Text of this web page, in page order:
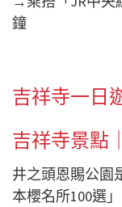
鐘
吉祥寺一日
吉祥寺景點
井之頭恩賜公園
本櫻名所100選